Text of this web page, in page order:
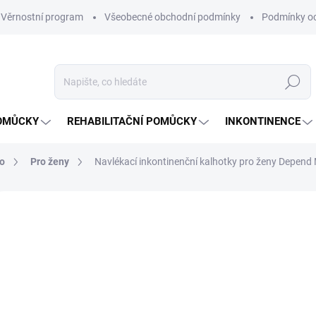
Věrnostní program Všeobecné obchodní podmínky Podmínky
Hledat
REHABILITAČNÍ POMŮCKY INKONTINENCE
Pro ženy Navlékací inkontinenční kalhotky pro ženy Depend